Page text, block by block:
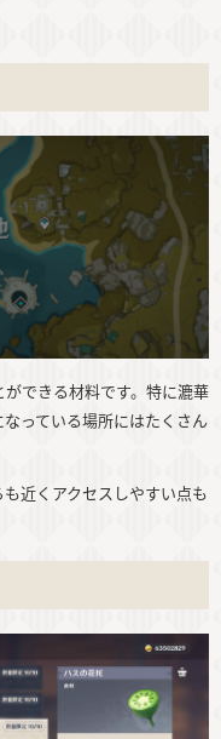
できる材料です。特に漉華
っている場所にはたくさん
近くアクセスしやすい点も